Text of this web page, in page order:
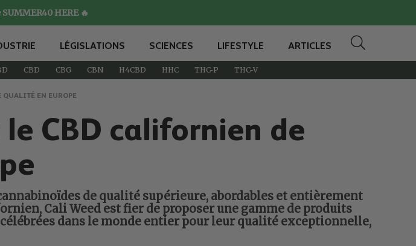
HERE 🔥
LÉGISLATIONS SCIENCES LIFESTYLE ARTICLES
CBD CBG CBN H4CBD HHC THC-P THC-V
EN EUROPE
CBD californien de
de qualité supérieure, abordables et entièrement
Cali Weed est fier de proposer une gamme de produits
dans le monde entier pour leur qualité exceptionnelle,